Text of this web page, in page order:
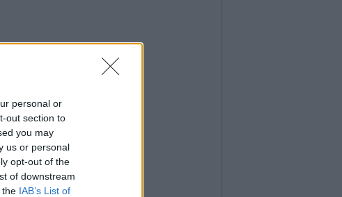
personal or
out section to
you may
us or personal
opt-out of the
of downstream
the IAB’s List of